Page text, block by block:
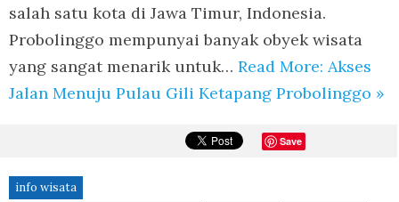
salah satu kota di Jawa Timur, Indonesia.
Probolinggo mempunyai banyak obyek wisata
yang sangat menarik untuk… Read More: Akses
Jalan Menuju Pulau Gili Ketapang Probolinggo »
Save
info wisata